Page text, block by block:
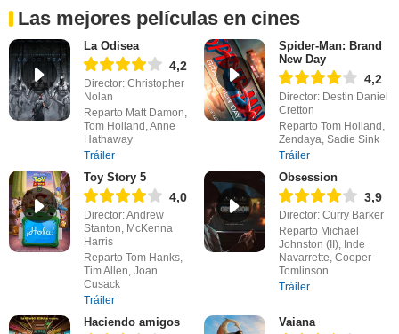
Las mejores películas en cines
La Odisea
4,2
Director: Christopher
Nolan
Reparto Matt Damon,
Tom Holland, Anne
Hathaway
Tráiler
Spider-Man: Brand
New Day
4,2
Director: Destin Daniel
Cretton
Reparto Tom Holland,
Zendaya, Sadie Sink
Tráiler
Toy Story 5
4,0
Director: Andrew
Stanton, McKenna
Harris
Reparto Tom Hanks,
Tim Allen, Joan
Cusack
Tráiler
Obsession
3,9
Director: Curry Barker
Reparto Michael
Johnston (II), Inde
Navarrette, Cooper
Tomlinson
Tráiler
Haciendo amigos Vaiana